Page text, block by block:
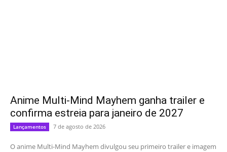
Anime Multi-Mind Mayhem ganha trailer e
confirma estreia para janeiro de 2027
Lançamentos 7 de agosto de 2026
O anime Multi-Mind Mayhem divulgou seu primeiro trailer e imagem